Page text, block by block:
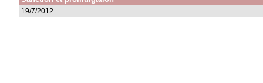
19/7/2012